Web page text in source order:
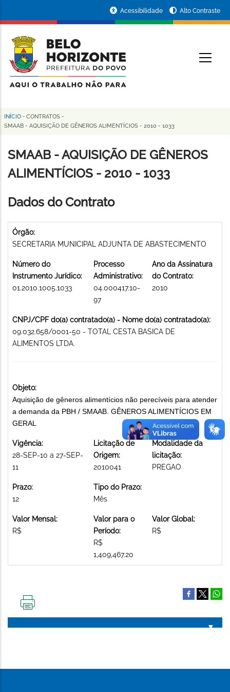
conteúdo
principal
da
Prefeitura
de
Horizonte
Acessibilidade Alto Contraste
Trilha
navegação
INÍCIO - CONTRATOS -
SMAAB - AQUISIÇÃO DE GÊNEROS ALIMENTÍCIOS - 2010 - 1033
SMAAB - AQUISIÇÃO DE GÊNEROS
ALIMENTÍCIOS - 2010 - 1033
Dados do Contrato
Órgão:
SECRETARIA MUNICIPAL ADJUNTA DE ABASTECIMENTO
Número do
Instrumento Jurídico:
01.2010.1005.1033
Processo
Administrativo:
04.000417.10-
97
Ano da Assinatura
do Contrato:
2010
CNPJ/CPF do(a) contratado(a) - Nome do(a) contratado(a):
09.032.658/0001-50 - TOTAL CESTA BASICA DE
ALIMENTOS LTDA.
Objeto:
Aquisição de gêneros alimentícios não perecíveis para atender
a demanda da PBH / SMAAB. GÊNEROS ALIMENTÍCIOS EM
GERAL
Vigência:
28-SEP-10 a 27-SEP-
11
Licitação de
Origem:
2010041
Modalidade da
licitação:
PREGAO
Prazo:
12
Tipo do Prazo:
Mês
Valor Mensal:
R$
Valor para o
Período:
R$
1,409,467.20
Valor Global:
R$
PÁGINA